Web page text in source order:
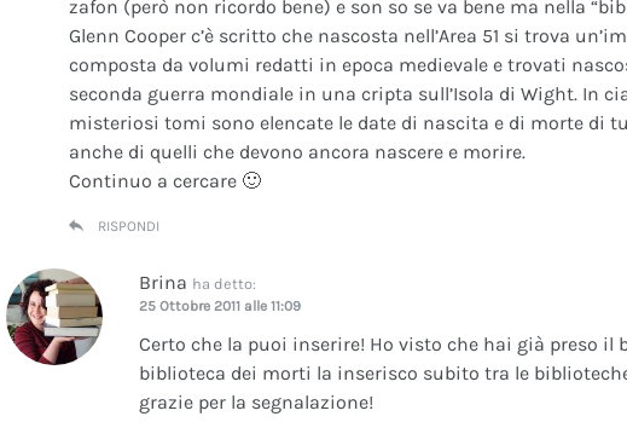
zafon (però non ricordo bene) e son so se va bene ma nella
Glenn Cooper c’è scritto che nascosta nell’Area 51 si trova
composta da volumi redatti in epoca medievale e trovati
seconda guerra mondiale in una cripta sull’Isola di Wight. In
misteriosi tomi sono elencate le date di nascita e di morte di
anche di quelli che devono ancora nascere e morire.
Continuo a cercare 🙂
RISPONDI
Brina ha detto:
25 Ottobre 2011 alle 11:09
Certo che la puoi inserire! Ho visto che hai già preso il
biblioteca dei morti la inserisco subito tra le
grazie per la segnalazione!